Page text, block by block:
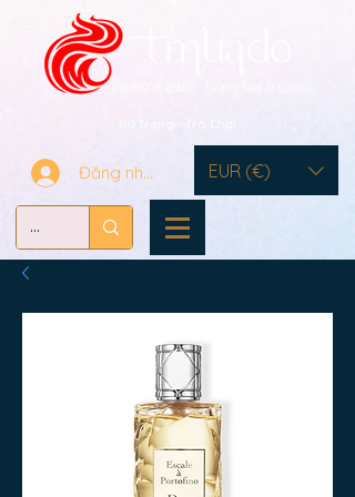
Đăng nhập EUR (€)